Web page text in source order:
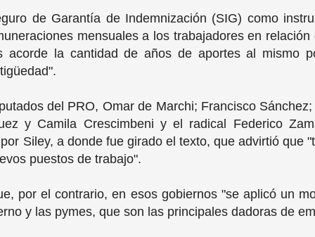
de Garantía de Indemnización (SIG) como
mensuales a los trabajadores en
acorde la cantidad de años de aportes al mismo
del PRO, Omar de Marchi; Francisco
y Camila Crescimbeni y el radical Federico
Siley, a donde fue girado el texto, que advirtió que
puestos de trabajo".
por el contrario, en esos gobiernos "se aplicó un
y las pymes, que son las principales dadoras de